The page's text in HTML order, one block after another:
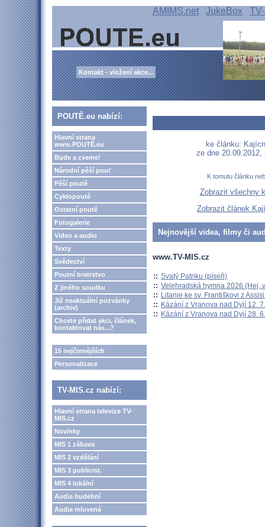
AMIMS.net JukeBox
Kontakt - vložení akce...
POUTĚ.eu nabízí:
Hlavní strana
www.POUTĚ.eu
Bude a zveme!
Národní pěší pouť
Pěší poutě
Cyklopoutě
Ostatní poutě
Fotogalerie
Video a audio
Texty
Svědectví
Poutní bratrstvo
Z jiného soudku
Již neaktuální pozvánky
(archiv)
Chcete přidat akci, článek,
kontaktovat nás...?
15 nejčtenějších
Personalizace
TV-MIS.cz nabízí:
Hlavní strana televize TV-
MIS.cz
Novinky
MIS 1 zábava
MIS 2 vzdělání
MIS 3 publicist.
MIS 4 lokální
Audia hudební
Audia mluvená
ke článku:
ze dne
K tomutu článku
Zobrazit všechny
Zobrazit článek
Nejnovější videa, filmy či
www.TV-MIS.cz
:: Svatý Patriku (píseň)
:: Velehradská hymna 2026 (Hej,
:: Litanie ke sv. Františkovi z
:: Kázání z Vranova nad Dyjí 12.
:: Kázání z Vranova nad Dyjí 28.